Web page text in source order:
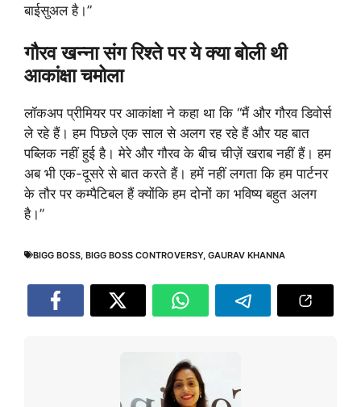
बाईसुअल है।”
गौरव खन्ना संग रिश्ते पर ये क्या बोली थी
आकांक्षा चमोला
लॉकअप प्रीमियर पर आकांक्षा ने कहा था कि “मैं और गौरव डिवोर्स
ले रहे हैं। हम पिछले एक साल से अलग रह रहे हैं और यह बात
पब्लिक नहीं हुई है। मेरे और गौरव के बीच चीज़ें खराब नहीं हैं। हम
अब भी एक-दूसरे से बात करते हैं। हमें नहीं लगता कि हम पार्टनर
के तौर पर कम्पैटिबल हैं क्योंकि हम दोनों का भविष्य बहुत अलग
है।”
BIGG BOSS BIGG BOSS CONTROVERSY, GAURAV KHANNA